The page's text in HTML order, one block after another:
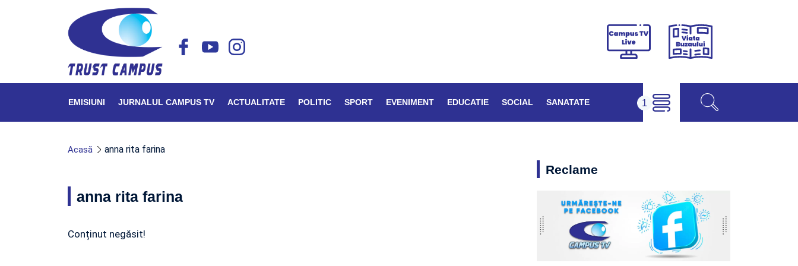
Campus
Viața
EMISIUNI JURNALUL CAMPUS TV ACTUALITATE POLITIC SPORT EVENIMENT EDUCATIE SOCIAL SANATATE
Acasă anna rita farina
anna rita farina
Conținut negăsit!
Reclame